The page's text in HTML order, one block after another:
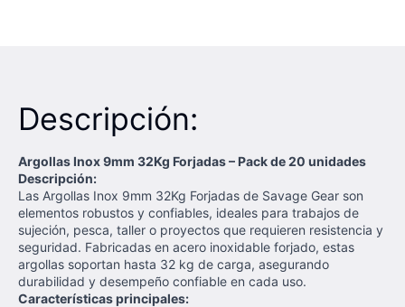
Descripción:
Argollas Inox 9mm 32Kg Forjadas – Pack de 20 unidades
Descripción:
Las Argollas Inox 9mm 32Kg Forjadas de Savage Gear son
elementos robustos y confiables, ideales para trabajos de
sujeción, pesca, taller o proyectos que requieren resistencia y
seguridad. Fabricadas en acero inoxidable forjado, estas
argollas soportan hasta 32 kg de carga, asegurando
durabilidad y desempeño confiable en cada uso.
Características principales: